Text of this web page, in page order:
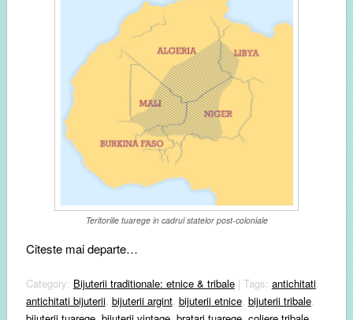
Teritoriile tuarege in cadrul statelor post-coloniale
Citeste mai departe…
Category: Bijuterii traditionale: etnice & tribale| Tags: antichitati,
antichitati bijuterii, bijuterii argint, bijuterii etnice, bijuterii tribale,